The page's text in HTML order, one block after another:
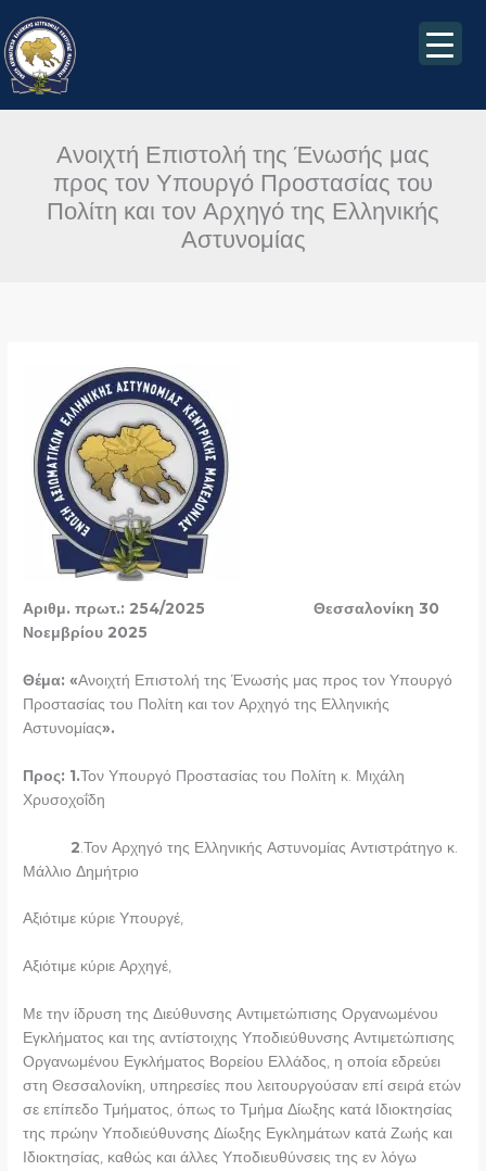
στο
περιεχόμενο
Ανοιχτή Επιστολή της Ένωσής μας
προς τον Υπουργό Προστασίας του
Πολίτη και τον Αρχηγό της Ελληνικής
Αστυνομίας
Αριθμ. πρωτ.: 254/2025 Θεσσαλονίκη 30
Νοεμβρίου 2025
Θέμα: «Ανοιχτή Επιστολή της Ένωσής μας προς τον Υπουργό
Προστασίας του Πολίτη και τον Αρχηγό της Ελληνικής
Αστυνομίας».
Προς: 1.Τον Υπουργό Προστασίας του Πολίτη κ. Μιχάλη
Χρυσοχοΐδη
2 .Τον Αρχηγό της Ελληνικής Αστυνομίας Αντιστράτηγο κ.
Μάλλιο Δημήτριο
Αξιότιμε κύριε Υπουργέ,
Αξιότιμε κύριε Αρχηγέ,
Με την ίδρυση της Διεύθυνσης Αντιμετώπισης Οργανωμένου
Εγκλήματος και της αντίστοιχης Υποδιεύθυνσης Αντιμετώπισης
Οργανωμένου Εγκλήματος Βορείου Ελλάδος, η οποία εδρεύει
στη Θεσσαλονίκη, υπηρεσίες που λειτουργούσαν επί σειρά ετών
σε επίπεδο Τμήματος, όπως το Τμήμα Δίωξης κατά Ιδιοκτησίας
της πρώην Υποδιεύθυνσης Δίωξης Εγκλημάτων κατά Ζωής και
Ιδιοκτησίας, καθώς και άλλες Υποδιευθύνσεις της εν λόγω